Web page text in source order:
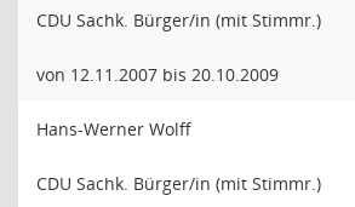
CDU Sachk. Bürger/in (mit Stimmr.)
von 12.11.2007 bis 20.10.2009
Hans-Werner Wolff
CDU Sachk. Bürger/in (mit Stimmr.)